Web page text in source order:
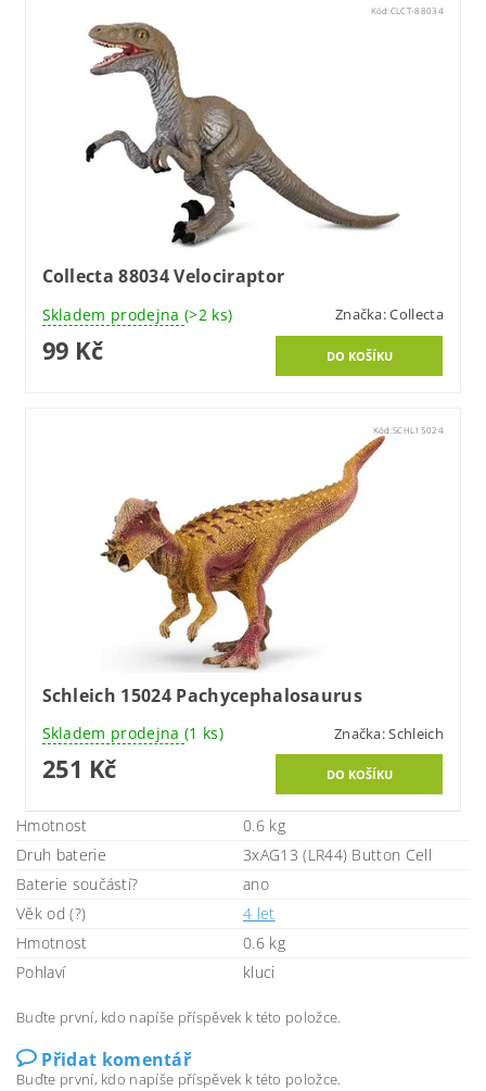
Kód: CLCT-88034
Collecta 88034 Velociraptor
Skladem prodejna (>2 ks) Značka:Collecta
99 Kč
Kód:SCHL15024
Schleich 15024 Pachycephalosaurus
Skladem prodejna (1 ks) Značka:Schleich
251 Kč
Hmotnost
0.6 kg
Druh baterie
3xAG13 (LR44) Button Cell
Baterie součástí?
ano
Věk od (?)
4 let
Hmotnost
0.6 kg
Pohlaví
kluci
Buďte první, kdo napíše příspěvek k této položce.
Přidat komentář
Buďte první, kdo napíše příspěvek k této položce.